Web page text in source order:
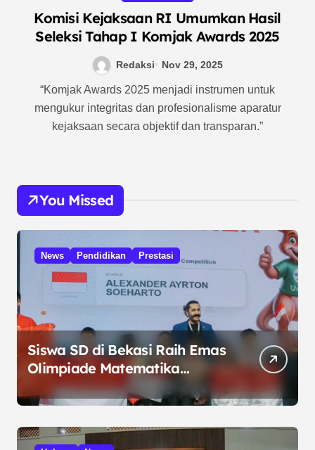
Komisi Kejaksaan RI Umumkan Hasil
Seleksi Tahap I Komjak Awards 2025
Redaksi Nov 29, 2025
“Komjak Awards 2025 menjadi instrumen untuk
mengukur integritas dan profesionalisme aparatur
kejaksaan secara objektif dan transparan.”
You Missed
News Pendidikan Prestasi
Siswa SD di Bekasi Raih Emas
Olimpiade Matematika
Internasional di Malaysia